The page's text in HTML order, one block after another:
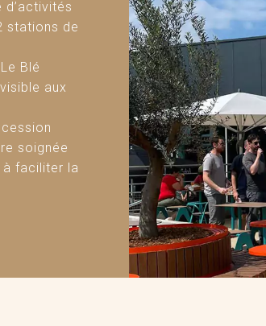
d’activités
stations de
Blé
aux
soignée
à faciliter la